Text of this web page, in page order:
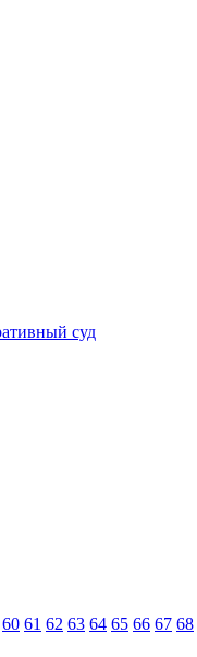
суд
60 61 62 63 64 65 66 67 68